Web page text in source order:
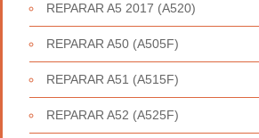
REPARAR A5 2017 (A520)
REPARAR A50 (A505F)
REPARAR A51 (A515F)
REPARAR A52 (A525F)